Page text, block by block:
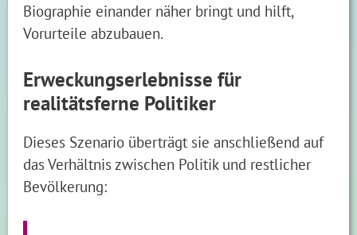
Biographie einander näher bringt und hilft,
Vorurteile abzubauen.
Erweckungserlebnisse für
realitätsferne Politiker
Dieses Szenario überträgt sie anschließend auf
das Verhältnis zwischen Politik und restlicher
Bevölkerung: